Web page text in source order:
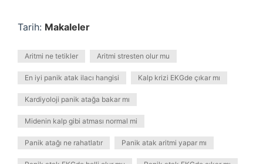
Tarih: Makaleler
Aritmi ne tetikler Aritmi stresten olur mu
En iyi panik atak ilacı hangisi Kalp krizi EKGde çıkar mı
Kardiyoloji panik atağa bakar mı
Midenin kalp gibi atması normal mi
Panik atağı ne rahatlatır Panik atak aritmi yapar mı